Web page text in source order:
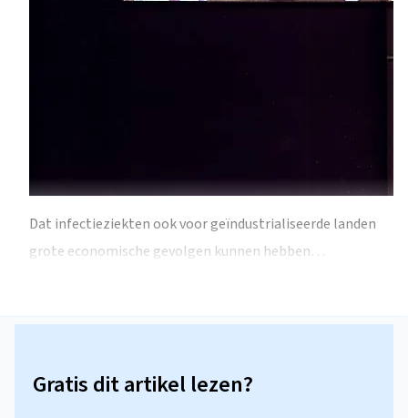
Dat infectieziekten ook voor geïndustrialiseerde landen
grote economische gevolgen kunnen hebben…
Gratis dit artikel lezen?